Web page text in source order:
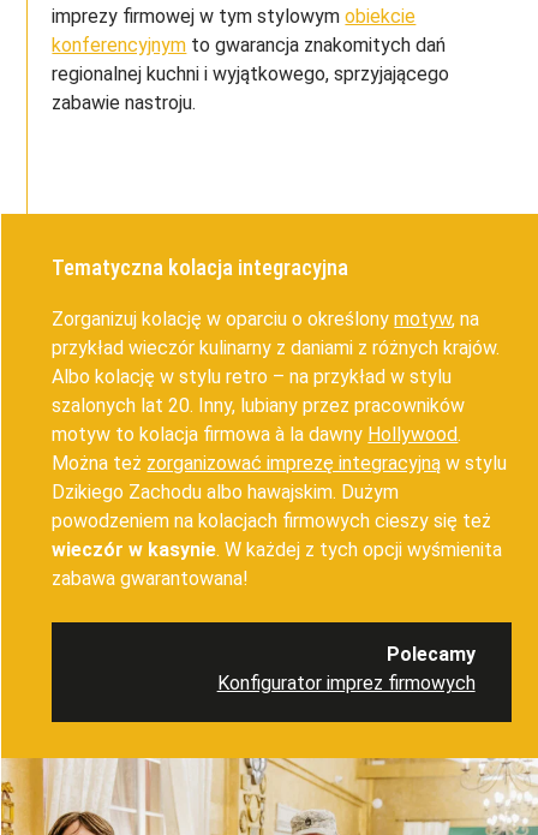
imprezy firmowej w tym stylowymobiekcie
konferencyjnym to gwarancja znakomitych dań
regionalnej kuchni i wyjątkowego, sprzyjającego
zabawie nastroju.
Tematyczna kolacja integracyjna
Zorganizuj kolację w oparciu o określonymotyw, na
przykład wieczór kulinarny z daniami z różnych krajów.
Albo kolację w stylu retro – na przykład w stylu
szalonych lat 20. Inny, lubiany przez pracowników
motyw to kolacja firmowa à la dawny Hollywood.
Można też zorganizować imprezę integracyjną w stylu
Dzikiego Zachodu albo hawajskim. Dużym
powodzeniem na kolacjach firmowych cieszy się też
wieczór w kasynie. W każdej z tych opcji wyśmienita
zabawa gwarantowana!
Polecamy
Konfigurator imprez firmowych